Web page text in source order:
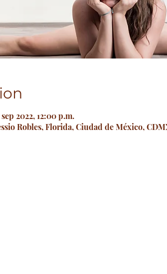
2022, 12:00 p.m.
Robles, Florida, Ciudad de México,